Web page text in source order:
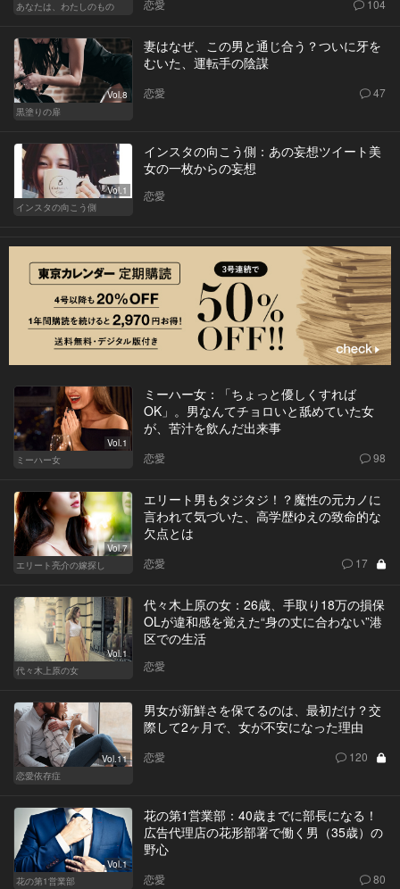
あなたは、わたしのもの 恋愛 104
Vol.8
黒塗りの扉
妻はなぜ、この男と通じ合う？ついに牙を
むいた、運転手の陰謀
恋愛 47
Vol.1
インスタの向こう側
インスタの向こう側：あの妄想ツイート美
女の一枚からの妄想
恋愛
Vol.1
ミーハー女
ミーハー女：「ちょっと優しくすれば
OK」。男なんてチョロいと舐めていた女
が、苦汁を飲んだ出来事
恋愛 98
Vol.7
エリート亮介の嫁探し
エリート男もタジタジ！？魔性の元カノに
言われて気づいた、高学歴ゆえの致命的な
欠点とは
恋愛 17
Vol.1
代々木上原の女
代々木上原の女：26歳、手取り18万の損保
OLが違和感を覚えた“身の丈に合わない”港
区での生活
恋愛
Vol.11
恋愛依存症
男女が新鮮さを保てるのは、最初だけ？交
際して2ヶ月で、女が不安になった理由
恋愛 120
Vol.1
花の第1営業部
花の第1営業部：40歳までに部長になる！
広告代理店の花形部署で働く男（35歳）の
野心
恋愛 80